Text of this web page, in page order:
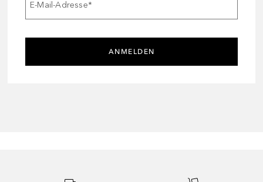
E-Mail-Adresse*
ANMELDEN